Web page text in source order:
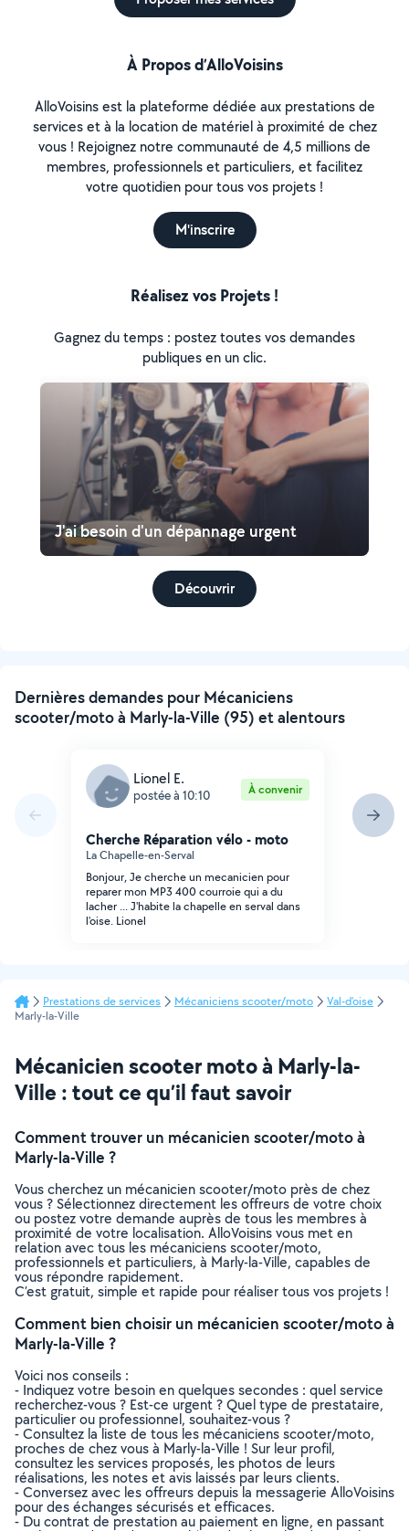
À Propos d’AlloVoisins
AlloVoisins est la plateforme dédiée aux prestations de
services et à la location de matériel à proximité de chez
vous ! Rejoignez notre communauté de 4,5 millions de
membres, professionnels et particuliers, et facilitez
votre quotidien pour tous vos projets !
M'inscrire
Réalisez vos Projets !
Gagnez du temps : postez toutes vos demandes
publiques en un clic.
J'ai besoin d'un dépannage urgent
Découvrir
Dernières demandes pour Mécaniciens
scooter/moto à Marly-la-Ville (95) et alentours
Lionel E.
postée à 10:10 À convenir
Cherche Réparation vélo - moto
La Chapelle-en-Serval
Bonjour, Je cherche un mecanicien pour
reparer mon MP3 400 courroie qui a du
lacher ... J'habite la chapelle en serval dans
l'oise. Lionel
Prestations de services Mécaniciens scooter/moto
Val-d'oise
Marly-la-Ville
Mécanicien scooter moto à Marly-la-
Ville : tout ce qu’il faut savoir
Comment trouver un mécanicien scooter/moto à
Marly-la-Ville ?
Vous cherchez un mécanicien scooter/moto près de chez
vous ? Sélectionnez directement les offreurs de votre choix
ou postez votre demande auprès de tous les membres à
proximité de votre localisation. AlloVoisins vous met en
relation avec tous les mécaniciens scooter/moto,
professionnels et particuliers, à Marly-la-Ville, capables de
vous répondre rapidement.
C’est gratuit, simple et rapide pour réaliser tous vos projets !
Comment bien choisir un mécanicien scooter/moto à
Marly-la-Ville ?
Voici nos conseils :
- Indiquez votre besoin en quelques secondes : quel service
recherchez-vous ? Est-ce urgent ? Quel type de prestataire,
particulier ou professionnel, souhaitez-vous ?
- Consultez la liste de tous les mécaniciens scooter/moto,
proches de chez vous à Marly-la-Ville ! Sur leur profil,
consultez les services proposés, les photos de leurs
réalisations, les notes et avis laissés par leurs clients.
- Conversez avec les offreurs depuis la messagerie AlloVoisins
pour des échanges sécurisés et efficaces.
- Du contrat de prestation au paiement en ligne, en passant